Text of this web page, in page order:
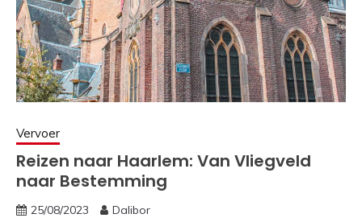
Vervoer
Reizen naar Haarlem: Van Vliegveld
naar Bestemming
25/08/2023 Dalibor